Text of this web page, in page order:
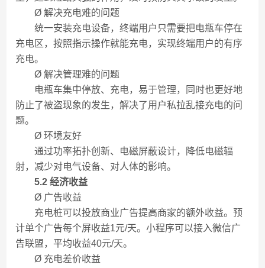
Ø 解决充电难的问题
统一安装充电设备，终端用户只需要把电瓶车停在
充电区，按照指示操作就能充电，实现终端用户的有序
充电。
Ø 解决管理难的问题
电瓶车集中停放、充电，易于管理，同时也更好地
防止了被盗现象的发生，解决了用户私拉乱接充电的问
题。
Ø 环境友好
通过功率拓扑创新、电磁屏蔽设计，降低电磁辐
射，减少对电气设备、对人体的影响。
5.2 经济收益
Ø 广告收益
充电桩可以投放商业广告提高商家的额外收益。预
计单个广告每个屏收益1元/天。小程序可以接入微信广
告联盟，平均收益40元/天。
Ø 充电差价收益